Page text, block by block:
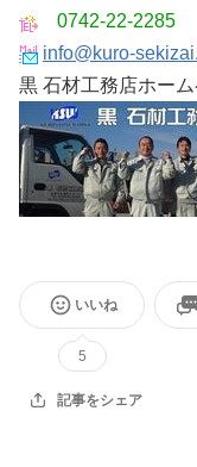
0742-22-2285
info@kuro-
黒 石材工務店ホー
いいね
5
記事をシェア